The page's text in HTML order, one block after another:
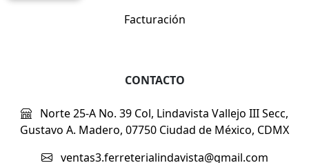
Facturación
CONTACTO
Norte 25-A No. 39 Col, Lindavista Vallejo III Secc,
Gustavo A. Madero, 07750 Ciudad de México, CDMX
ventas3.ferreterialindavista@gmail.com